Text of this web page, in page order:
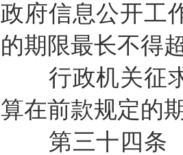
政府信息公开工
的期限最长不得
行政机关征求
算在前款规定的
第三十四条